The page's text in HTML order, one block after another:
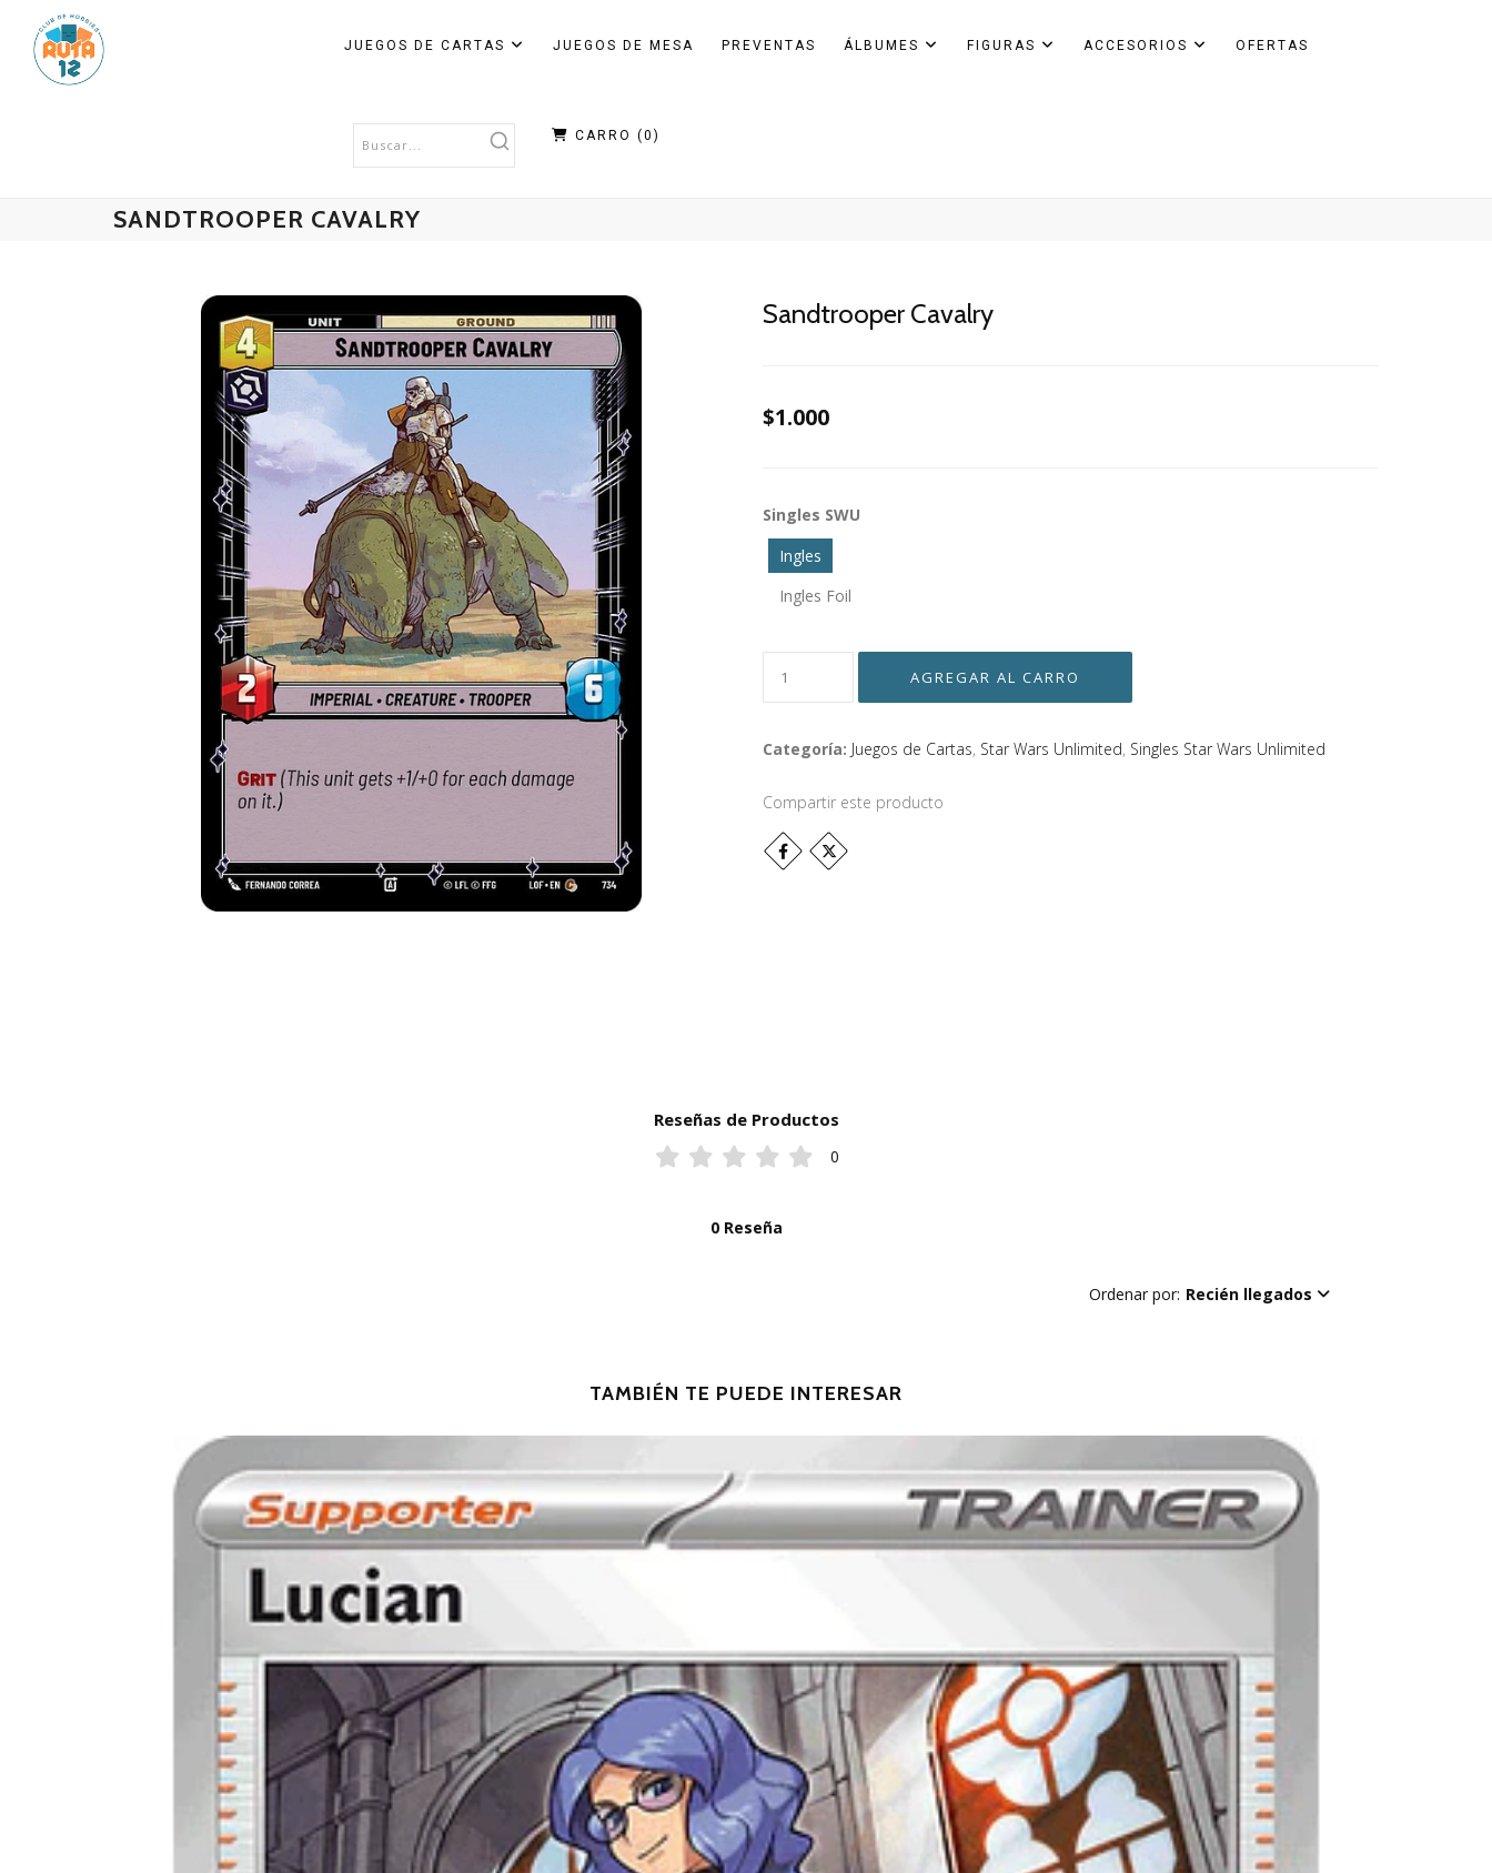
JUEGOS DE CARTAS JUEGOS DE MESA PREVENTAS ÁLBUMES FIGURAS ACCESORIOS OFERTAS
CARRO (0 )
SANDTROOPER CAVALRY
Sandtrooper Cavalry
$1.000
Singles SWU
Ingles
Ingles Foil
Categoría: Juegos de Cartas, Star Wars Unlimited, Singles Star Wars Unlimited
Compartir este producto
Reseñas de Productos
0
0 Reseña
Ordenar por: Recién llegados
TAMBIÉN TE PUEDE INTERESAR